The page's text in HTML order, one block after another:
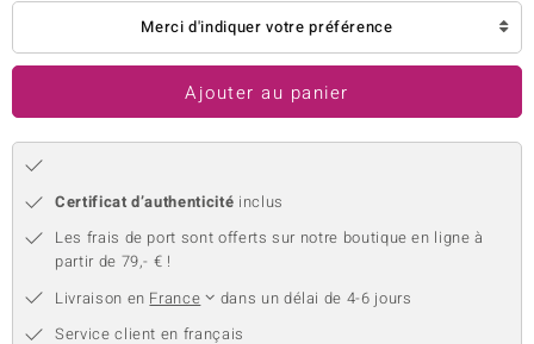
Merci d'indiquer votre préférence
Ajouter au panier
Certificat d’authenticité inclus
Les frais de port sont offerts sur notre boutique en ligne à
partir de 79,- € !
Livraison en France
dans un délai de 4-6 jours
Service client en français